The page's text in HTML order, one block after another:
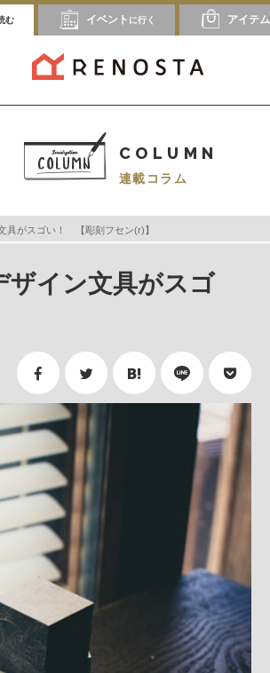
む イベント に行く アイテム
COLUMN
連載コラム
具がスゴい！ 【彫刻フセン(r)】
ザイン文具がスゴ